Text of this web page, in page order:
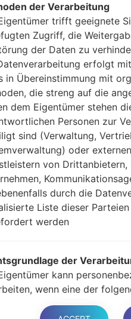
der Verarbeitung
trifft geeignete
Zugriff, die
der Daten zu
erfolgt
in Übereinstimmung mit
die streng auf die
dem Eigentümer stehen
Personen zur
sind (Verwaltung,
oder
von
durch die
Liste dieser
werden
der
kann
wenn eine der
haben ihre